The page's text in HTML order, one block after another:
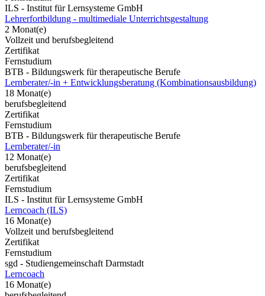
ILS - Institut für Lernsysteme GmbH
Lehrerfortbildung - multimediale Unterrichtsgestaltung
2 Monat(e)
Vollzeit und berufsbegleitend
Zertifikat
Fernstudium
BTB - Bildungswerk für therapeutische Berufe
Lernberater/-in + Entwicklungsberatung (Kombinationsausbildung)
18 Monat(e)
berufsbegleitend
Zertifikat
Fernstudium
BTB - Bildungswerk für therapeutische Berufe
Lernberater/-in
12 Monat(e)
berufsbegleitend
Zertifikat
Fernstudium
ILS - Institut für Lernsysteme GmbH
Lerncoach (ILS)
16 Monat(e)
Vollzeit und berufsbegleitend
Zertifikat
Fernstudium
sgd - Studiengemeinschaft Darmstadt
Lerncoach
16 Monat(e)